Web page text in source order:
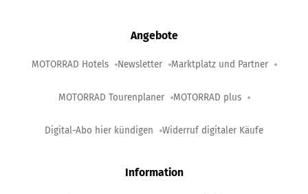
Angebote
MOTORRAD Hotels Newsletter Marktplatz und Partner
MOTORRAD Tourenplaner MOTORRAD plus
Digital-Abo hier kündigen Widerruf digitaler Käufe
Information